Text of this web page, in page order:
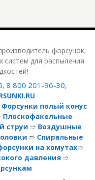
форсунок,
для распыления
, 8 800 201-96-30,
Форсунки полый конус
Плоскофакельные
струи ➱ Воздушные
➱ Спиральные
на хомутах➱
давления ➱